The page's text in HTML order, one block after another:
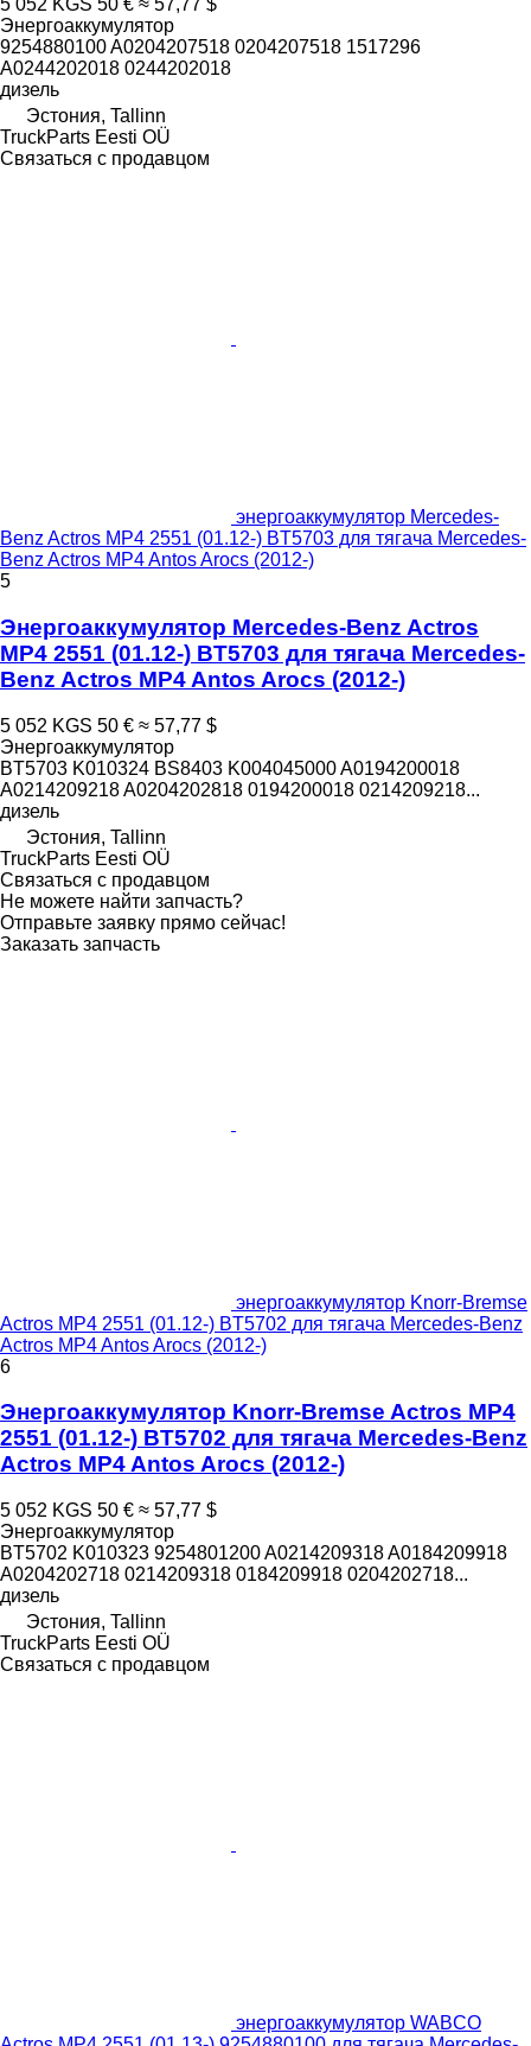
5 052 KGS 50 € ≈ 57,77 $
Энергоаккумулятор
9254880100 A0204207518 0204207518 1517296
A0244202018 0244202018
дизель
Эстония, Tallinn
TruckParts Eesti OÜ
Связаться с продавцом
энергоаккумулятор Mercedes-
Benz Actros MP4 2551 (01.12-) BT5703 для тягача Mercedes-
Benz Actros MP4 Antos Arocs (2012-)
5
Энергоаккумулятор Mercedes-Benz Actros
MP4 2551 (01.12-) BT5703 для тягача Mercedes-
Benz Actros MP4 Antos Arocs (2012-)
5 052 KGS 50 € ≈ 57,77 $
Энергоаккумулятор
BT5703 K010324 BS8403 K004045000 A0194200018
A0214209218 A0204202818 0194200018 0214209218...
дизель
Эстония, Tallinn
TruckParts Eesti OÜ
Связаться с продавцом
Не можете найти запчасть?
Отправьте заявку прямо сейчас!
Заказать запчасть
энергоаккумулятор Knorr-Bremse
Actros MP4 2551 (01.12-) BT5702 для тягача Mercedes-Benz
Actros MP4 Antos Arocs (2012-)
6
Энергоаккумулятор Knorr-Bremse Actros MP4
2551 (01.12-) BT5702 для тягача Mercedes-Benz
Actros MP4 Antos Arocs (2012-)
5 052 KGS 50 € ≈ 57,77 $
Энергоаккумулятор
BT5702 K010323 9254801200 A0214209318 A0184209918
A0204202718 0214209318 0184209918 0204202718...
дизель
Эстония, Tallinn
TruckParts Eesti OÜ
Связаться с продавцом
энергоаккумулятор WABCO